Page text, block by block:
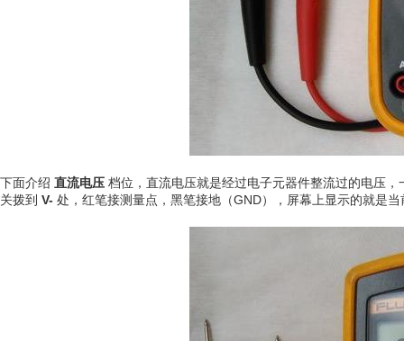
下面介绍 直流电压 档位，直流电压就是经过电子元器件整流过的电压
关拨到 V- 处，红笔接测量点，黑笔接地（GND），屏幕上显示的就是